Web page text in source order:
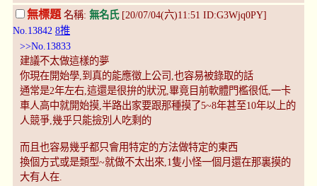
無標題名稱: 無名氏[20/07/04(六)11:51 ID:G3Wjq0PY]
No.13842 8推
>>No.13833
建議不太做這樣的夢
你現在開始學,到真的能應徵上公司,也容易被錄取的話
通常是2年左右,這還是很拚的狀況,畢竟目前軟體門檻很低,一卡
車人高中就開始摸,半路出家要跟那種摸了5~8年甚至10年以上的
人競爭,幾乎只能撿別人吃剩的
而且也容易幾乎都只會用特定的方法做特定的東西
換個方式或是類型~就做不太出來,1隻小怪一個月還在那裏摸的
大有人在.